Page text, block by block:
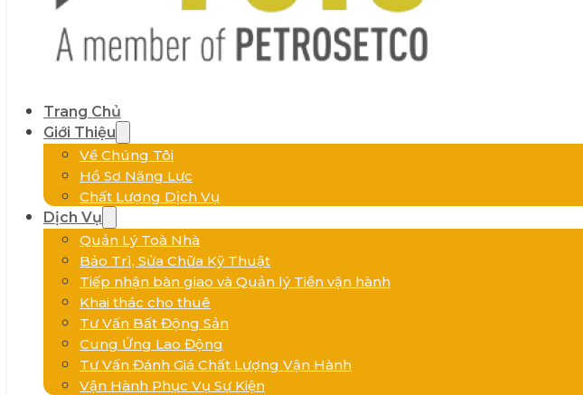
Trang Chủ
Giới Thiệu
Về Chúng Tôi
Hồ Sơ Năng Lực
Chất Lượng Dịch Vụ
Dịch Vụ
Quản Lý Toà Nhà
Bảo Trì, Sửa Chữa Kỹ Thuật
Tiếp nhận bàn giao và Quản lý Tiền vận hành
Khai thác cho thuê
Tư Vấn Bất Động Sản
Cung Ứng Lao Động
Tư Vấn Đánh Giá Chất Lượng Vận Hành
Vận Hành Phục Vụ Sự Kiện